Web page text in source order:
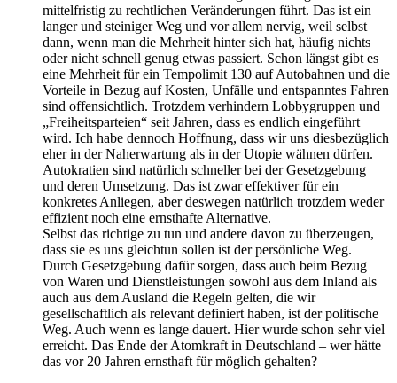
mittelfristig zu rechtlichen Veränderungen führt. Das ist ein
langer und steiniger Weg und vor allem nervig, weil selbst
dann, wenn man die Mehrheit hinter sich hat, häufig nichts
oder nicht schnell genug etwas passiert. Schon längst gibt es
eine Mehrheit für ein Tempolimit 130 auf Autobahnen und die
Vorteile in Bezug auf Kosten, Unfälle und entspanntes Fahren
sind offensichtlich. Trotzdem verhindern Lobbygruppen und
„Freiheitsparteien“ seit Jahren, dass es endlich eingeführt
wird. Ich habe dennoch Hoffnung, dass wir uns diesbezüglich
eher in der Naherwartung als in der Utopie wähnen dürfen.
Autokratien sind natürlich schneller bei der Gesetzgebung
und deren Umsetzung. Das ist zwar effektiver für ein
konkretes Anliegen, aber deswegen natürlich trotzdem weder
effizient noch eine ernsthafte Alternative.
Selbst das richtige zu tun und andere davon zu überzeugen,
dass sie es uns gleichtun sollen ist der persönliche Weg.
Durch Gesetzgebung dafür sorgen, dass auch beim Bezug
von Waren und Dienstleistungen sowohl aus dem Inland als
auch aus dem Ausland die Regeln gelten, die wir
gesellschaftlich als relevant definiert haben, ist der politische
Weg. Auch wenn es lange dauert. Hier wurde schon sehr viel
erreicht. Das Ende der Atomkraft in Deutschland – wer hätte
das vor 20 Jahren ernsthaft für möglich gehalten?